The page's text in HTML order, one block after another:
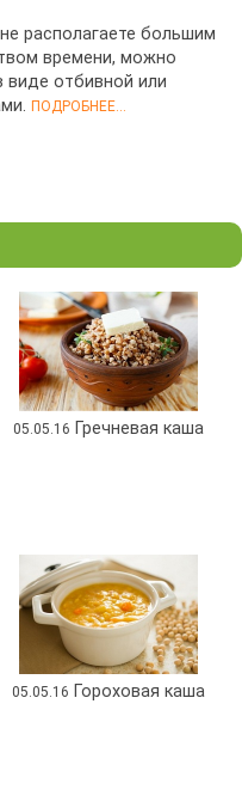
располагаете большим
времени, можно
виде отбивной или
ПОДРОБНЕЕ...
05.05.16 Гречневая каша
05.05.16 Гороховая каша